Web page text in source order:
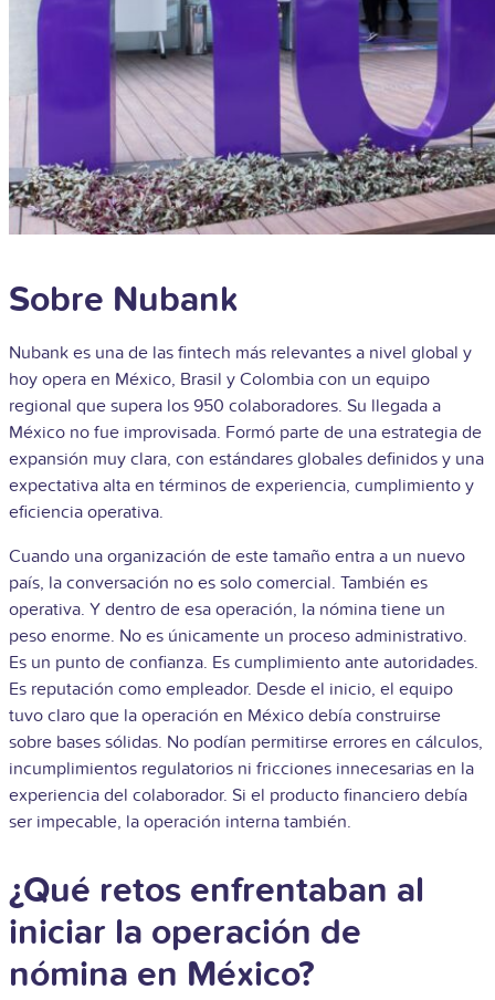
Sobre Nubank
Nubank es una de las fintech más relevantes a nivel global y
hoy opera en México, Brasil y Colombia con un equipo
regional que supera los 950 colaboradores. Su llegada a
México no fue improvisada. Formó parte de una estrategia de
expansión muy clara, con estándares globales definidos y una
expectativa alta en términos de experiencia, cumplimiento y
eficiencia operativa.
Cuando una organización de este tamaño entra a un nuevo
país, la conversación no es solo comercial. También es
operativa. Y dentro de esa operación, la nómina tiene un
peso enorme. No es únicamente un proceso administrativo.
Es un punto de confianza. Es cumplimiento ante autoridades.
Es reputación como empleador. Desde el inicio, el equipo
tuvo claro que la operación en México debía construirse
sobre bases sólidas. No podían permitirse errores en cálculos,
incumplimientos regulatorios ni fricciones innecesarias en la
experiencia del colaborador. Si el producto financiero debía
ser impecable, la operación interna también.
¿Qué retos enfrentaban al
iniciar la operación de
nómina en México?